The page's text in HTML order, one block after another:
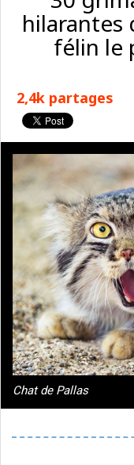
hilarantes
félin le
2,4k partages
Chat de Pallas